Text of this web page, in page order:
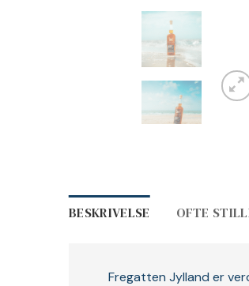
BESKRIVELSE OFTE
Fregatten Jylland er